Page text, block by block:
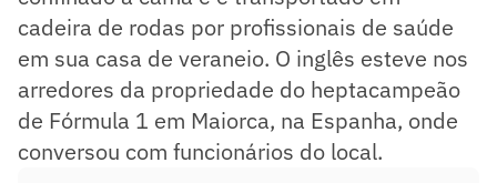
cadeira de rodas por profissionais de saúde
em sua casa de veraneio. O inglês esteve nos
arredores da propriedade do heptacampeão
de Fórmula 1 em Maiorca, na Espanha, onde
conversou com funcionários do local.